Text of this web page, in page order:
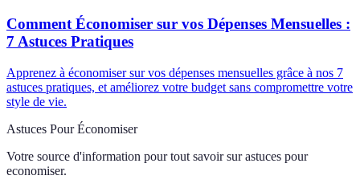
Comment Économiser sur vos Dépenses Mensuelles :
7 Astuces Pratiques
Apprenez à économiser sur vos dépenses mensuelles grâce à nos 7
astuces pratiques, et améliorez votre budget sans compromettre votre
style de vie.
Astuces Pour Économiser
Votre source d'information pour tout savoir sur astuces pour
economiser.